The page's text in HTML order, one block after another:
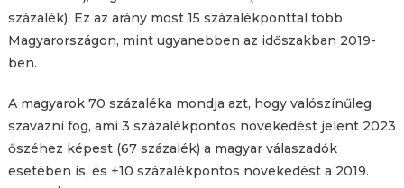
százalék). Ez az arány most 15 százalékponttal több
Magyarországon, mint ugyanebben az időszakban 2019-
ben.
A magyarok 70 százaléka mondja azt, hogy valószínűleg
szavazni fog, ami 3 százalékpontos növekedést jelent 2023
őszéhez képest (67 százalék) a magyar válaszadók
esetében is, és +10 százalékpontos növekedést a 2019.